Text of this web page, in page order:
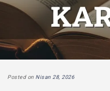
Posted on Nisan 28, 2026